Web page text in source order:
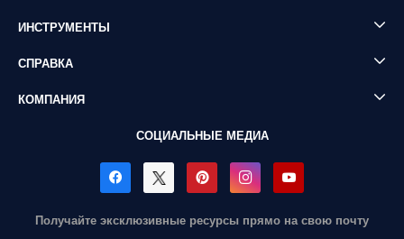
ИНСТРУМЕНТЫ
СПРАВКА
КОМПАНИЯ
СОЦИАЛЬНЫЕ МЕДИА
Получайте эксклюзивные ресурсы прямо на свою почту